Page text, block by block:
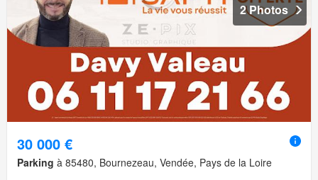
2 Photos
30 000 €
Parking à 85480, Bournezeau, Vendée, Pays de la Loire